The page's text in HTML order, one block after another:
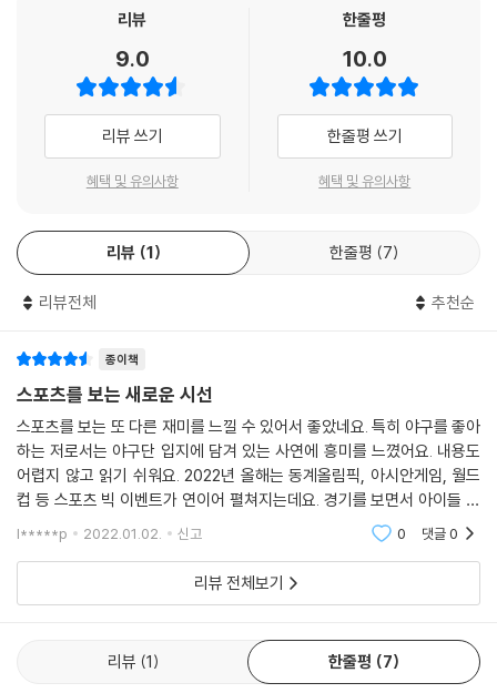
리그를 만든 고생대 판의 움직임, 패러글라이딩 명소들을 품은 알프스·히
따라가다 보면 자연스럽게 지리학의 개념을 만나게 된다.
자연지리와 인문지리를 넘나들며 스포츠에 숨은 비밀을 파헤치는 이 책은
지리로 사고하는 즐거움을 선사한다. 지리라는 열쇠를 손에 쥐면, 이제껏
무심코 지나왔던 내 곁의 언덕과 개울, 돌멩이와 바람이 새롭게 보이기 시
욱 알차고 재미있게 이어가기를 바란다”며 쉽고 흥미로운 지리의 세계로
우리를 안내한다.
지리의 눈으로 보면 새로운 세계가 열린다
- 풍부한 사진 자료와 친절한 일러스트로 지리학 정보를 쉽게 소개
을 소개한다. 산곡풍, 기온역전층처럼 어렵게 느껴지던 개념도 ‘패러글라
이더가 더 높게 날기 위해선 어떤 바람이 필요할까?’ ‘패러글라이더는 얼마
나 높이 날 수 있을까?’ 하는 질문과 함께면 흥미진진한 이야기로 탈바꿈한
다. 조산운동, 무역풍, 지형성 강설 등 자연지리부터 석탄 산지와 도시의 형
성, 지프의 법칙 등 인문지리까지 종합적으로 다루는 이 책은 지리 교과를
새롭게 만나도록 도와준다. 풍부한 사진 자료와 일러스트가 삽입되어 있어
청소년이 스스로 학습하기에도, 학생들에게 재미있게 지리를 안내하기 위
또한 이 책은 지구적 시야에서 스포츠를 바라보며 세계 곳곳의 지형적 특
리뷰
9.0
리뷰 쓰기
혜택 및 유의사항
한줄평
10.0
한줄평 쓰기
혜택 및 유의사항
리뷰 1 한줄평 7
리뷰전체 추천순
종이책
스포츠를 보는 새로운 시선
스포츠를 보는 또 다른 재미를 느낄 수 있어서 좋았네요. 특히 야구를 좋아
하는 저로서는 야구단 입지에 담겨 있는 사연에 흥미를 느꼈어요. 내용도
어렵지 않고 읽기 쉬워요. 2022년 올해는 동계올림픽, 아시안게임, 월드
컵 등 스포츠 빅 이벤트가 연이어 펼쳐지는데요. 경기를 보면서 아이들 또
는 지인들에게 한마디 던질 수 있는 기회를 이 책을 통해 얻는 것도 좋을 것
같네요ㅋㅋ
l*****p 2022.01.02. 신고 0 댓글0
리뷰 전체보기
리뷰 1 한줄평 7